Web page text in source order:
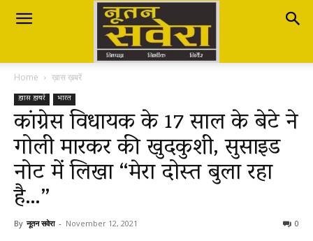
Nutan
Savera
नूतन
सवेरा
Home ख़ास ख़बरें
ख़ास ख़बरें भारत
कांग्रेस विधायक के 17 साल के बेटे ने
गोली मारकर की खुदकुशी, सुसाइड
नोट में लिखा “मेरा दोस्त बुला रहा
है…”
By नूतन सवेरा - November 12, 2021 0